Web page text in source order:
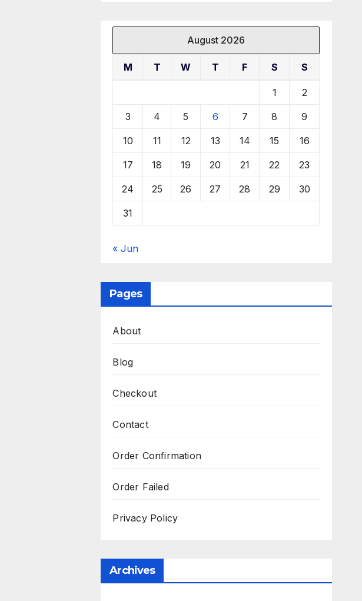
August 2026
M T W T F S S
1 2
3 4 5 6 7 8 9
10 11 12 13 14 15 16
17 18 19 20 21 22 23
24 25 26 27 28 29 30
31
« Jun
Pages
About
Blog
Checkout
Contact
Order Confirmation
Order Failed
Privacy Policy
Archives